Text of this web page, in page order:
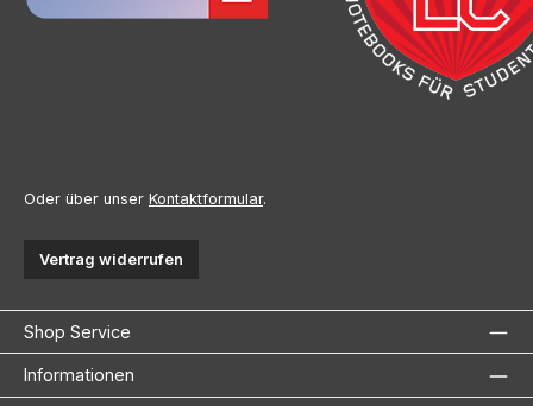
Oder über unser Kontaktformular.
Vertrag widerrufen
Shop Service
Informationen